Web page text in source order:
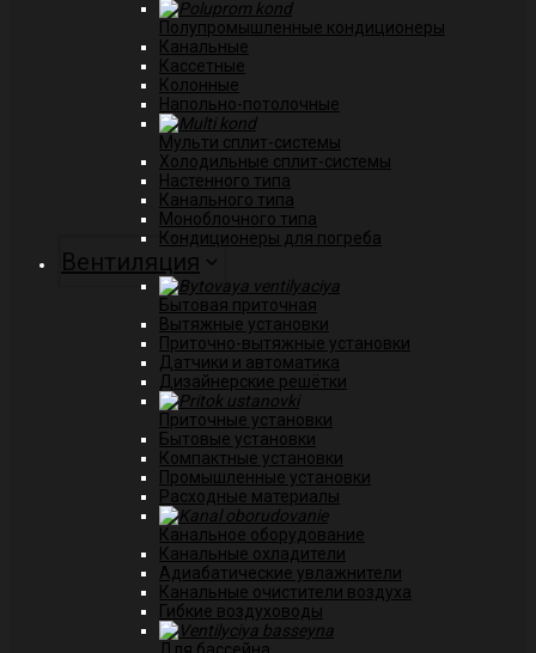
Полупромышленные кондиционеры
Канальные
Кассетные
Колонные
Напольно-потолочные
Мульти сплит-системы
Холодильные сплит-системы
Настенного типа
Канального типа
Моноблочного типа
Кондиционеры для погреба
Вентиляция
Бытовая приточная
Вытяжные установки
Приточно-вытяжные установки
Датчики и автоматика
Дизайнерские решётки
Приточные установки
Бытовые установки
Компактные установки
Промышленные установки
Расходные материалы
Канальное оборудование
Канальные охладители
Адиабатические увлажнители
Канальные очистители воздуха
Гибкие воздуховоды